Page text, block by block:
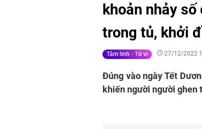
khoản nhảy
trong tủ, khởi
Tâm linh - Tử vi 27/12/2022
Đúng vào ngày Tết
khiến người người ghen